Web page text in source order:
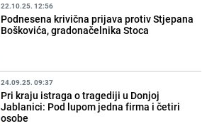
22.10.25. 12:56
Podnesena krivična prijava protiv Stjepana
Boškovića, gradonačelnika Stoca
24.09.25. 09:37
Pri kraju istraga o tragediji u Donjoj
Jablanici: Pod lupom jedna firma i četiri
osobe